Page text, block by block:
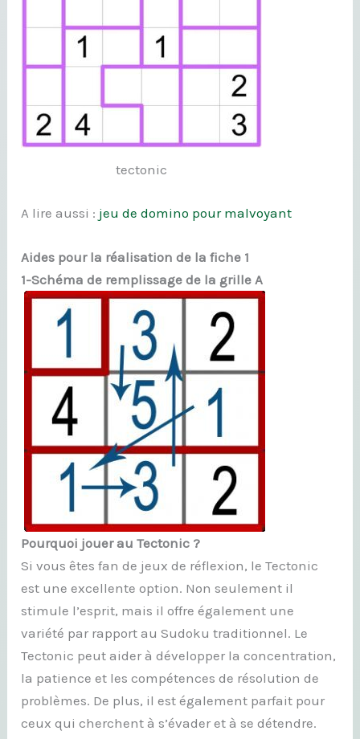
tectonic
A lire aussi : jeu de domino pour malvoyant
Aides pour la réalisation de la fiche 1
1-Schéma de remplissage de la grille A
Pourquoi jouer au Tectonic ?
Si vous êtes fan de jeux de réflexion, le Tectonic
est une excellente option. Non seulement il
stimule l’esprit, mais il offre également une
variété par rapport au Sudoku traditionnel. Le
Tectonic peut aider à développer la concentration,
la patience et les compétences de résolution de
problèmes. De plus, il est également parfait pour
ceux qui cherchent à s’évader et à se détendre.